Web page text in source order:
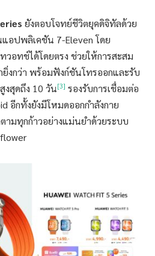
ยังตอบโจทย์ชีวิตยุคดิจิทัลด้วย
แอปพลิเคชัน 7-Eleven โดย
วอทช์ได้โดยตรง ช่วยให้การสะสม
งกว่า พร้อมฟังก์ชันโทรออกและรับ
งสุดถึง 10 วัน[3] รองรับการเชื่อมต่อ
อีกทั้งยังมีโหมดออกกำลังกาย
ามทุกก้าวอย่างแม่นยำด้วยระบบ